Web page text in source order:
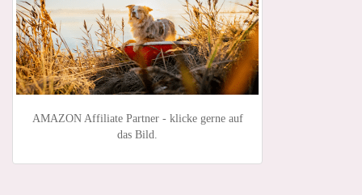
AMAZON Affiliate Partner - klicke gerne auf
das Bild.